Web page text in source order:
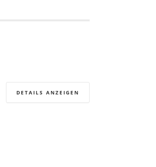
DETAILS ANZEIGEN